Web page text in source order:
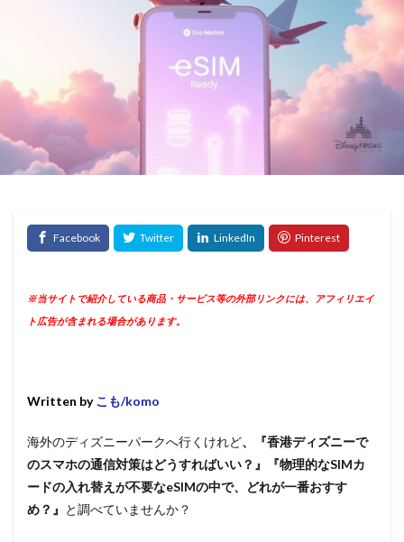
※当サイトで紹介している商品・サービス等の外部リンクには、アフィリエイ
ト広告が含まれる場合があります。
Written by こも/komo
海外のディズニーパークへ行くけれど、『香港ディズニーで
のスマホの通信対策はどうすればいい？』『物理的なSIMカ
ードの入れ替えが不要なeSIMの中で、どれが一番おすす
め？』 と調べていませんか？